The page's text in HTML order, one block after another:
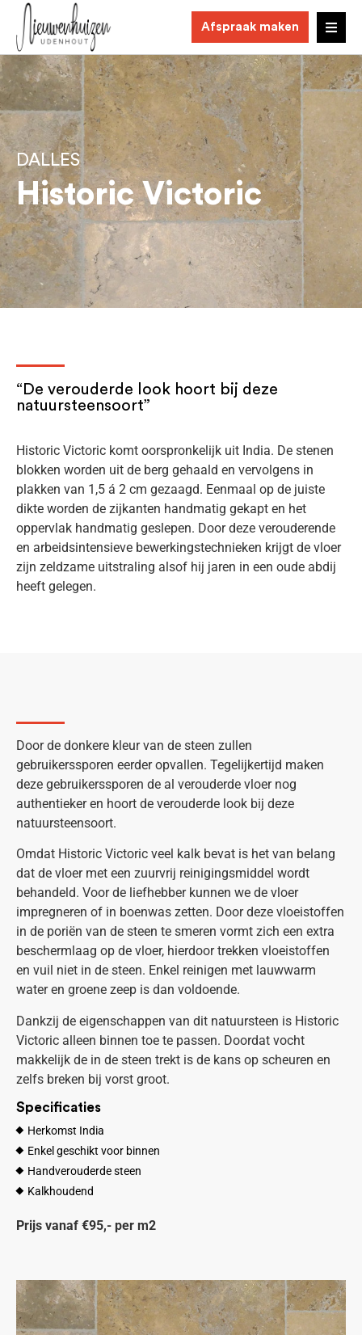
Afspraak maken
DALLES
Historic Victoric
“De verouderde look hoort bij deze
natuursteensoort”
Historic Victoric komt oorspronkelijk uit India. De stenen
blokken worden uit de berg gehaald en vervolgens in
plakken van 1,5 á 2 cm gezaagd. Eenmaal op de juiste
dikte worden de zijkanten handmatig gekapt en het
oppervlak handmatig geslepen. Door deze verouderende
en arbeidsintensieve bewerkingstechnieken krijgt de vloer
zijn zeldzame uitstraling alsof hij jaren in een oude abdij
heeft gelegen.
Door de donkere kleur van de steen zullen
gebruikerssporen eerder opvallen. Tegelijkertijd maken
deze gebruikerssporen de al verouderde vloer nog
authentieker en hoort de verouderde look bij deze
natuursteensoort.
Omdat Historic Victoric veel kalk bevat is het van belang
dat de vloer met een zuurvrij reinigingsmiddel wordt
behandeld. Voor de liefhebber kunnen we de vloer
impregneren of in boenwas zetten. Door deze vloeistoffen
in de poriën van de steen te smeren vormt zich een extra
beschermlaag op de vloer, hierdoor trekken vloeistoffen
en vuil niet in de steen. Enkel reinigen met lauwwarm
water en groene zeep is dan voldoende.
Dankzij de eigenschappen van dit natuursteen is Historic
Victoric alleen binnen toe te passen. Doordat vocht
makkelijk de in de steen trekt is de kans op scheuren en
zelfs breken bij vorst groot.
Specificaties
Herkomst India
Enkel geschikt voor binnen
Handverouderde steen
Kalkhoudend
Prijs vanaf €95,- per m2